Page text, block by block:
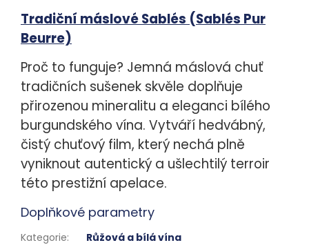
Tradiční máslové Sablés (Sablés Pur
Beurre)
Proč to funguje? Jemná máslová chuť
tradičních sušenek skvěle doplňuje
přirozenou mineralitu a eleganci bílého
burgundského vína. Vytváří hedvábný,
čistý chuťový film, který nechá plně
vyniknout autentický a ušlechtilý terroir
této prestižní apelace.
Doplňkové parametry
Kategorie:
Růžová a bílá vína